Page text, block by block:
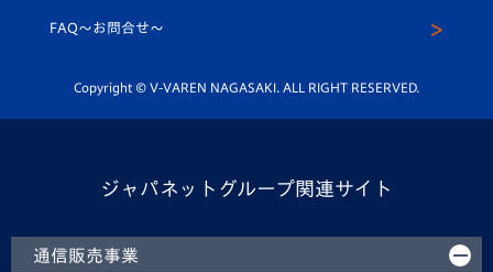
平和祈念活動
ホームタウン活動
スクール
FAQ〜お問合せ〜
Copyright © V-VAREN NAGASAKI. ALL RIGHT RESERVED.
ジャパネットグループ関連サイト
通信販売事業